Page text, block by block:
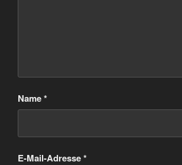
Name*
E-Mail-Adresse*